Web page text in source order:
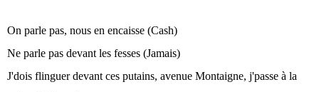
On parle pas, nous en encaisse (Cash)
Ne parle pas devant les fesses (Jamais)
J'dois flinguer devant ces putains, avenue Montaigne, j'passe à la